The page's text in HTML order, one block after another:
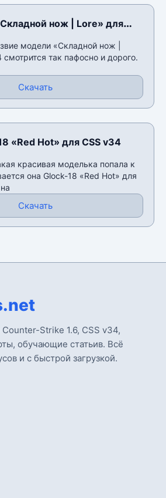
нож | Lore» для
модели «Складной нож |
смотрится так пафосно и дорого.
Скачать
«Red Hot» для CSS v34
красивая моделька попала к
она Glock-18 «Red Hot» для
Скачать
Strike 1.6, CSS v34,
обучающие статьив. Всё
и с быстрой загрузкой.